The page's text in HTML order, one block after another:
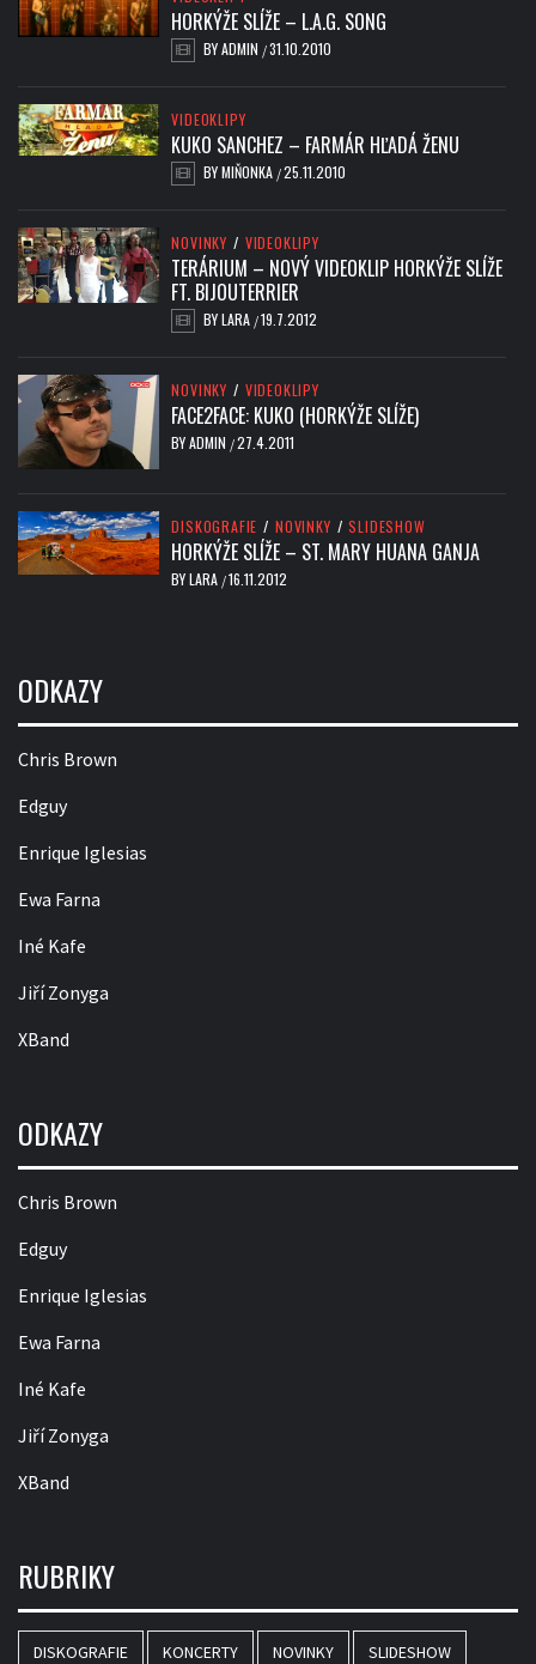
HORKÝŽE SLÍŽE – L.A.G. SONG
BYADMIN /31.10.2010
VIDEOKLIPY
KUKO SANCHEZ – FARMÁR HĽADÁ ŽENU
BYMIŇONKA /25.11.2010
NOVINKY / VIDEOKLIPY
TERÁRIUM – NOVÝ VIDEOKLIP HORKÝŽE SLÍŽE
FT. BIJOUTERRIER
BYLARA /19.7.2012
NOVINKY / VIDEOKLIPY
FACE2FACE: KUKO (HORKÝŽE SLÍŽE)
BYADMIN /27.4.2011
DISKOGRAFIE / NOVINKY / SLIDESHOW
HORKÝŽE SLÍŽE – ST. MARY HUANA GANJA
BYLARA /16.11.2012
ODKAZY
Chris Brown
Edguy
Enrique Iglesias
Ewa Farna
Iné Kafe
Jiří Zonyga
XBand
ODKAZY
Chris Brown
Edguy
Enrique Iglesias
Ewa Farna
Iné Kafe
Jiří Zonyga
XBand
RUBRIKY
DISKOGRAFIE KONCERTY NOVINKY SLIDESHOW